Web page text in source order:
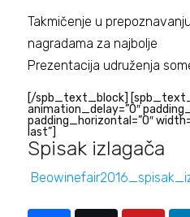
Takmičenje u
nagradama za najbolje
Prezentacija udruženja
[/spb_text_block]
animation_delay=”0″
padding_horizontal=”0″
last”]
Spisak izlagača